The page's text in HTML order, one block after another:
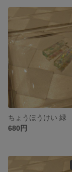
ちょうほうけい 緑
680円